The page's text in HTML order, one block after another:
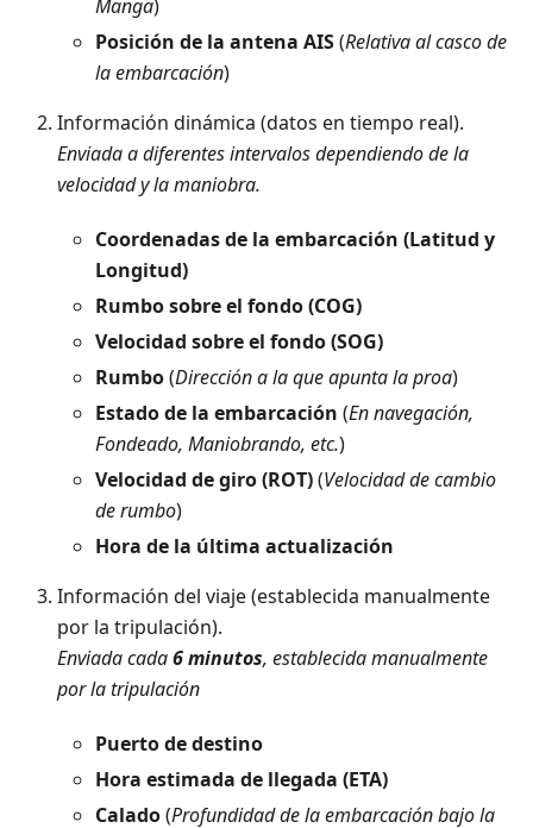
Manga)
Posición de la antena AIS(Relativa al casco de
la embarcación)
Información dinámica (datos en tiempo real).
Enviada a diferentes intervalos dependiendo de la
velocidad y la maniobra.
Coordenadas de la embarcación (Latitud y
Longitud)
Rumbo sobre el fondo (COG)
Velocidad sobre el fondo (SOG)
Rumbo(Dirección a la que apunta la proa)
Estado de la embarcación (En navegación,
Fondeado, Maniobrando, etc.)
Velocidad de giro (ROT)(Velocidad de cambio
de rumbo)
Hora de la última actualización
Información del viaje (establecida manualmente
por la tripulación).
Enviada cada6 minutos, establecida manualmente
por la tripulación
Puerto de destino
Hora estimada de llegada (ETA)
Calado(Profundidad de la embarcación bajo la